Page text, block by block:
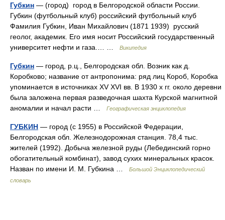
Губкин — (город) город в Белгородской области России.
Губкин (футбольный клуб) российский футбольный клуб
Фамилия Губкин, Иван Михайлович (1871 1939) русский
геолог, академик. Его имя носит Российский государственный
университет нефти и газа.… …
Википедия
Губкин — город, р.ц., Белгородская обл. Возник как д.
Коробково; название от антропонима: ряд лиц Короб, Коробка
упоминается в источниках XV XVI вв. В 1930 х гг. около деревни
была заложена первая разведочная шахта Курской магнитной
аномалии и начал расти …
Географическая энциклопедия
ГУБКИН — город (с 1955) в Российской Федерации,
Белгородская обл. Железнодорожная станция. 78,4 тыс.
жителей (1992). Добыча железной руды (Лебединский горно
обогатительный комбинат), завод сухих минеральных красок.
Назван по имени И. М. Губкина …
Большой Энциклопедический
словарь